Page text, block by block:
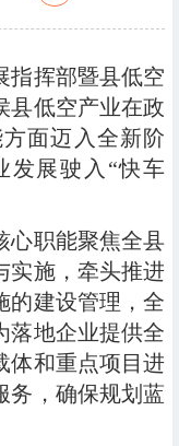
指挥部暨县低空
县低空产业在政
面迈入全新阶
发展驶入“快车
心职能聚焦全县
实施，牵头推进
的建设管理，全
落地企业提供全
体和重点项目进
务，确保规划蓝